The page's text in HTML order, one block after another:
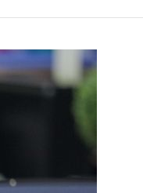
[속보] '길이 1.5m' 안동 물놀